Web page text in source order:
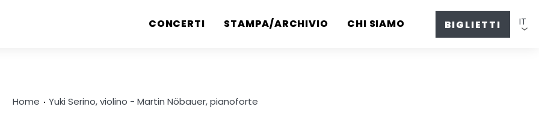
CONCERTI STAMPA/ARCHIVIO CHI SIAMO BIGLIETTI IT
Home Yuki Serino, violino - Martin Nöbauer, pianoforte